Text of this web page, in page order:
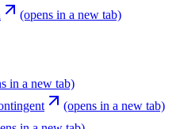
(opens in a new tab)
in a new tab)
(opens in a new tab)